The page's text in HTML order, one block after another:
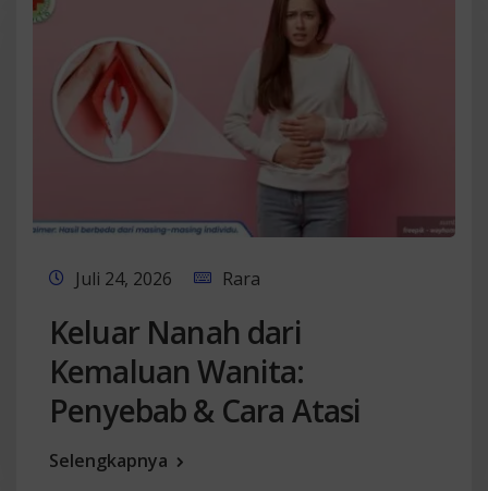
Juli 24, 2026 Rara
Keluar Nanah dari
Kemaluan Wanita:
Penyebab & Cara Atasi
Selengkapnya